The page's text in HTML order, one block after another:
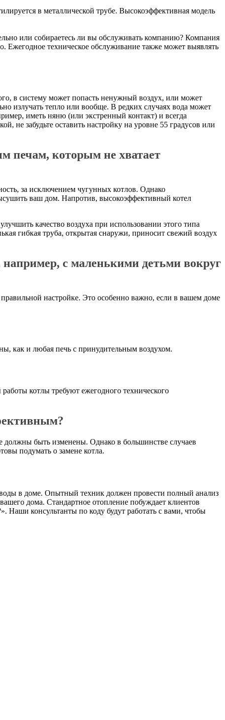
в металлической трубе. Высокоэффективная модель
или собираетесь ли вы обслуживать компанию? Компания
Ежегодное техническое обслуживание также может выявлять
в систему может попасть ненужный воздух, или может
излучать тепло или вообще. В редких случаях вода может
иметь няню (или экстренный контакт) и всегда
не забудьте оставить настройку на уровне 55 градусов или
печам, которым не хватает
за исключением чугунных котлов. Однако
ваш дом. Напротив, высокоэффективный котел
качество воздуха при использовании этого типа
гибкая труба, открытая снаружи, приносит свежий воздух
например, с маленькими детьми вокруг
настройке. Это особенно важно, если в вашем доме
как и любая печь с принудительным воздухом.
котлы требуют ежегодного технического
должны быть изменены. Однако в большинстве случаев
подумать о замене котла.
в доме. Опытный техник должен провести полный анализ
дома. Стандартное отопление побуждает клиентов
Наши консультанты по коду будут работать с вами, чтобы